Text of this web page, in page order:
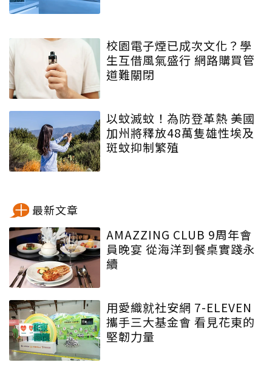
校園電子煙已成次文化？學
生互借風氣盛行 網路購買管
道難關閉
以蚊滅蚊！為防登革熱 美國
加州將釋放48萬隻雄性埃及
斑蚊抑制繁殖
最新文章
AMAZZING CLUB 9周年會
員晚宴 從海洋到餐桌實踐永
續
用愛織就社安網 7-ELEVEN
攜手三大基金會 看見花東的
堅韌力量